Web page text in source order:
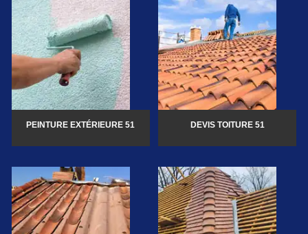
PEINTURE EXTÉRIEURE 51 DEVIS TOITURE 51